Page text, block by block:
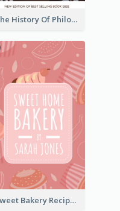
The History Of Philosophy Book Cover
Sweet Bakery Recipe Book Cover